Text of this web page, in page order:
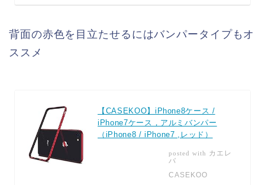
背面の赤色を目立たせるにはバンパータイプもオ
ススメ
【CASEKOO】iPhone8ケース /
iPhone7ケース，アルミバンパー
（iPhone8 / iPhone7 ,レッド）
posted with カエレ
バ
CASEKOO